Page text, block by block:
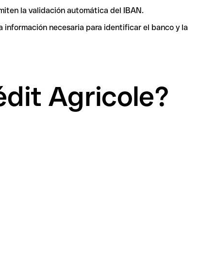
la validación automática del IBAN.
necesaria para identificar el banco y la
Agricole?